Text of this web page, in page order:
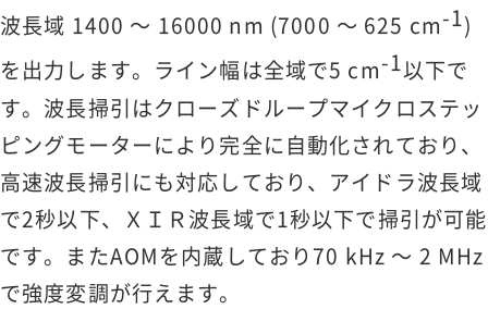
波長域 1400 ～ 16000 nm (7000 ～ 625 cm-1)
を出力します。ライン幅は全域で5 cm-1以下で
す。波長掃引はクローズドループマイクロステッ
ピングモーターにより完全に自動化されており、
高速波長掃引にも対応しており、アイドラ波長域
で2秒以下、ＸＩＲ波長域で1秒以下で掃引が可能
です。またAOMを内蔵しており70 kHz ～ 2 MHz
で強度変調が行えます。